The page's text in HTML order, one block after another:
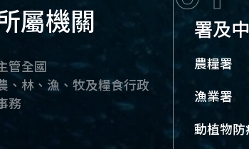
屬機關
管全國
、林、漁、牧及糧食行政
務
署及
農糧署
漁業署
動植物防